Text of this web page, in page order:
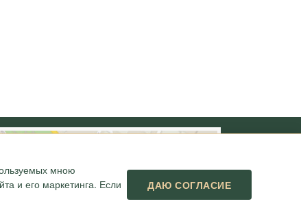
мною
и его маркетинга. Если
ДАЮ СОГЛАСИЕ